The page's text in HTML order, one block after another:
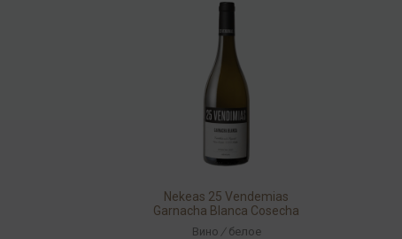
Nekeas 25 Vendemias
Garnacha Blanca Cosecha
2022 13,5% 0,75л
Вино / белое